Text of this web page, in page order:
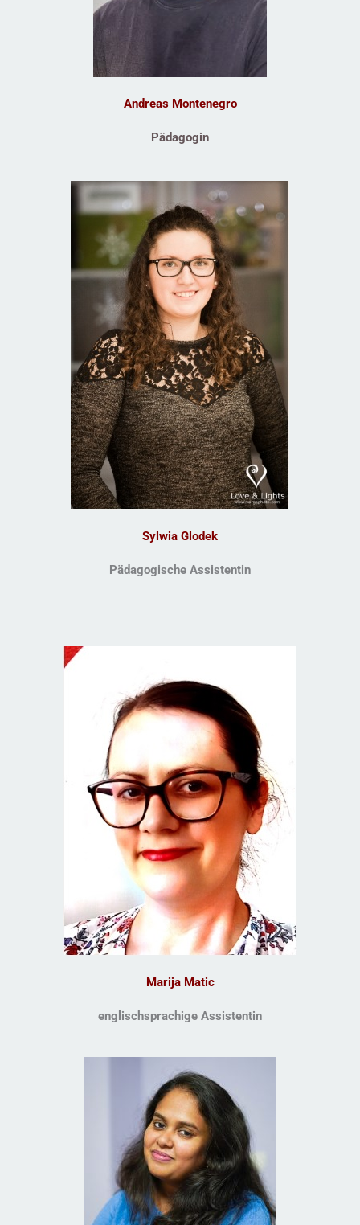
Andreas Montenegro
Pädagogin
Sylwia Glodek
Pädagogische Assistentin
Marija Matic
englischsprachige Assistentin